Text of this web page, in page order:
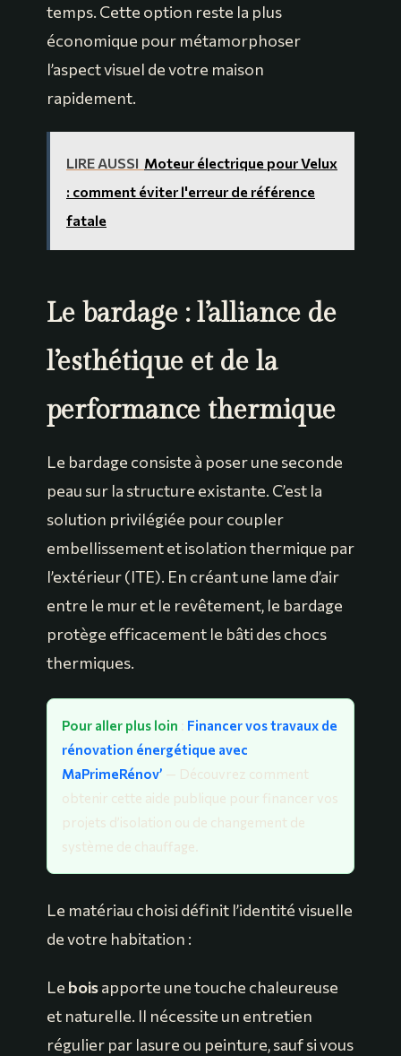
temps. Cette option reste la plus
économique pour métamorphoser
l’aspect visuel de votre maison
rapidement.
LIRE AUSSI Moteur électrique pour Velux
: comment éviter l'erreur de référence
fatale
Le bardage : l’alliance de
l’esthétique et de la
performance thermique
Le bardage consiste à poser une seconde
peau sur la structure existante. C’est la
solution privilégiée pour coupler
embellissement et isolation thermique par
l’extérieur (ITE). En créant une lame d’air
entre le mur et le revêtement, le bardage
protège efficacement le bâti des chocs
thermiques.
Pour aller plus loin : Financer vos travaux de
rénovation énergétique avec
MaPrimeRénov’ — Découvrez comment
obtenir cette aide publique pour financer vos
projets d’isolation ou de changement de
système de chauffage.
Le matériau choisi définit l’identité visuelle
de votre habitation :
Le boisapporte une touche chaleureuse
et naturelle. Il nécessite un entretien
régulier par lasure ou peinture, sauf si vous